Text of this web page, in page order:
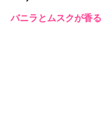
バニラとムスクが香